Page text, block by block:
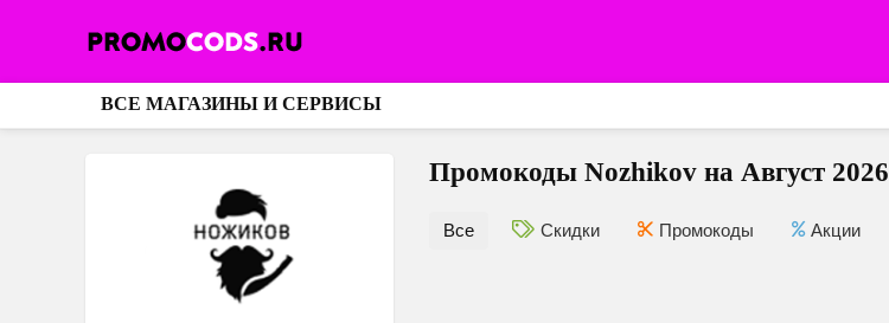
ВСЕ МАГАЗИНЫ И СЕРВИСЫ
Промокоды Nozhikov на Август 2026
Все Скидки Промокоды Акции